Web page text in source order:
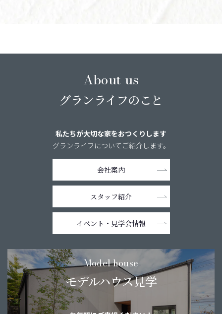
About us
グランライフのこと
私たちが大切な家をおつくりします
グランライフについてご紹介します。
会社案内
スタッフ紹介
イベント・ 見学会情報
Model house
モデルハウス見学